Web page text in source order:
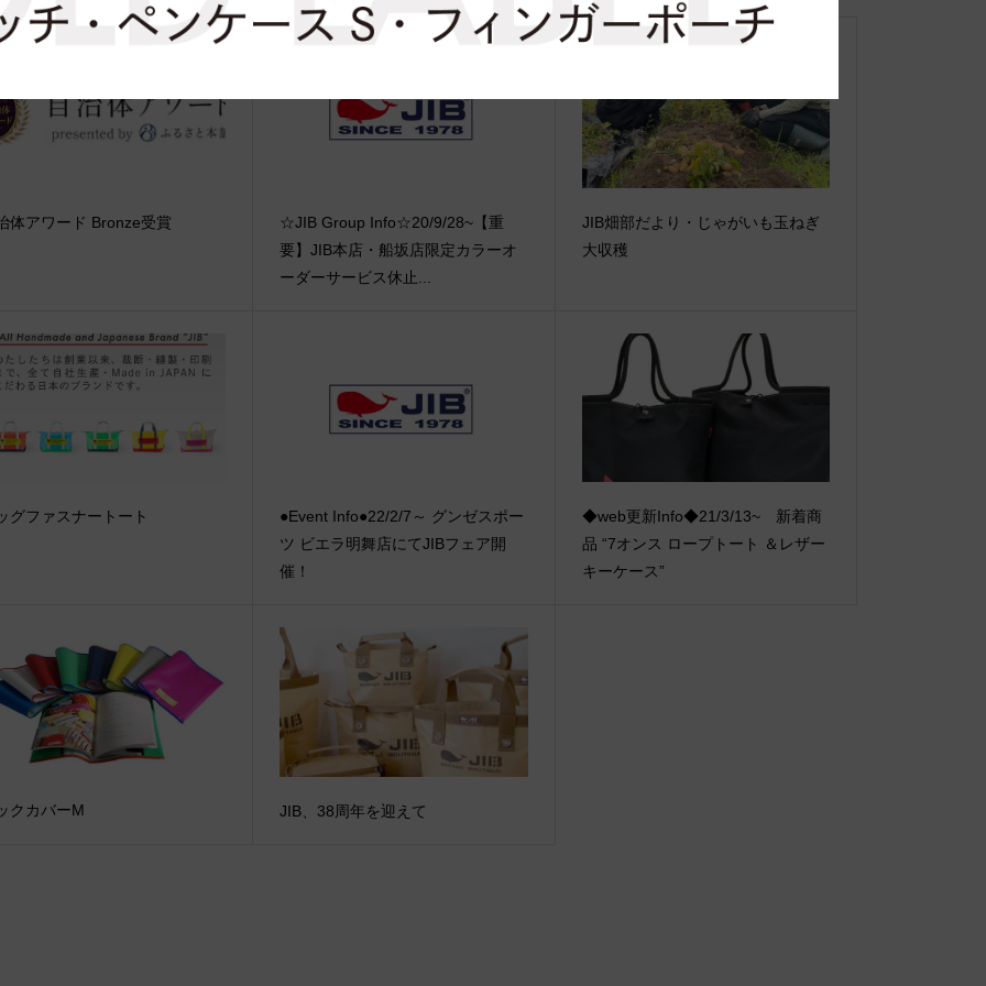
体アワード Bronze受賞
☆JIB Group Info☆20/9/28~【重
要】JIB本店・船坂店限定カラーオ
ーダーサービス休止...
JIB畑部だより・じゃがいも玉ねぎ
大収穫
グファスナートート
●Event Info●22/2/7～ グンゼスポー
ツ ビエラ明舞店にてJIBフェア開
催！
◆web更新Info◆21/3/13~ 新着商
品 “7オンス ロープトート ＆レザー
キーケース”
クカバーM JIB、38周年を迎えて